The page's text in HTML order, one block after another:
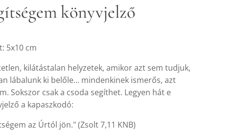
könyvjelző
5x10 cm
kilátástalan helyzetek, amikor azt sem tudjuk,
lábalunk ki belőle... mindenkinek ismerős, azt
Sokszor csak a csoda segíthet. Legyen hát e
a kapaszkodó:
az Úrtól jön." (Zsolt 7,11 KNB)